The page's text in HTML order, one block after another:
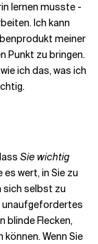
lernen musste -
Ich kann
meiner
Punkt zu bringen.
ich das, was ich
Sie wichtig
es wert, in Sie zu
sich selbst zu
unaufgefordertes
blinde Flecken,
können. Wenn Sie